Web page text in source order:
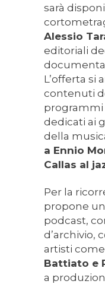
sarà
Alessio
editoriali
L’offerta si
contenuti
dedicati ai
della
a Ennio
Callas al
Per la
propone
podcast,
d’archivio,
artisti come
Battiato e
a